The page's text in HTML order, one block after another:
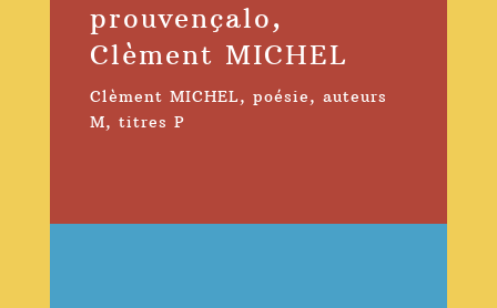
prouvençalo,
Clèment MICHEL
Clèment MICHEL, poésie, auteurs
M, titres P